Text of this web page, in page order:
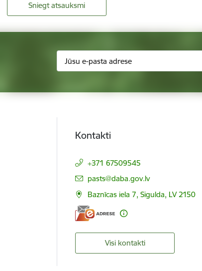
Sniegt atsauksmi
Kontakti
+371 67509545
E-pasts:
pasts@daba.gov.lv
Baznīcas iela 7, Sigulda, LV 2150
Visi kontakti